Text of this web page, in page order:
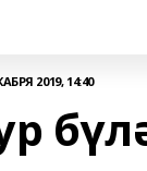
2019, 14:40